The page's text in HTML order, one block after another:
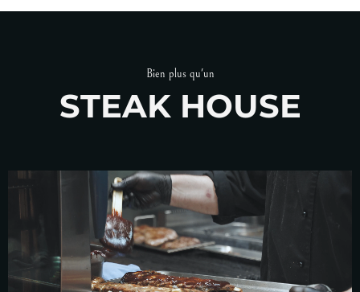
Bien plus qu'un
STEAK HOUSE